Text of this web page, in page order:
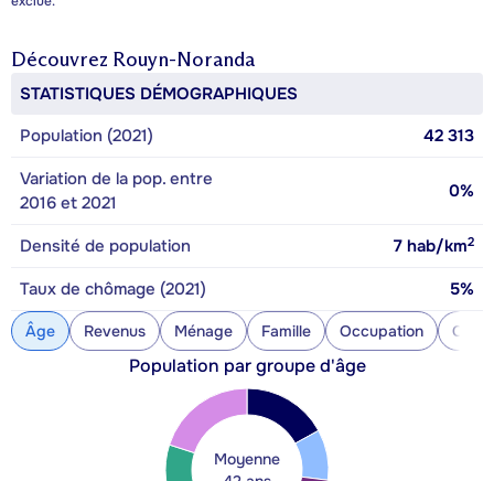
Découvrez Rouyn-Noranda
STATISTIQUES DÉMOGRAPHIQUES
Population (2021)
42 313
Variation de la pop. entre
2016 et 2021
0%
Densité de population 7 hab/km2
Taux de chômage (2021) 5%
Âge Revenus Ménage Famille Occupation
Population par groupe d'âge
Moyenne